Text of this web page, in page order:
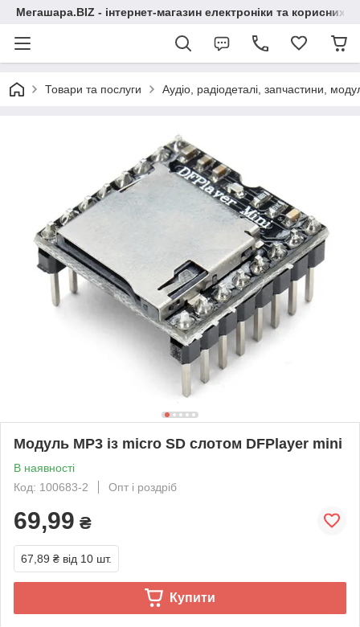
Мегашара.BIZ - інтернет-магазин електроніки та корисних
Товари та послуги Аудіо, радіодеталі, запчастини,
Модуль MP3 із micro SD слотом DFPlayer mini
В наявності
Код: 100683-2
Опт і роздріб
69,99 ₴
67,89 ₴ від 10 шт.
Купити